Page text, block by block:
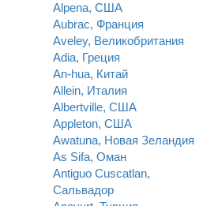
Alpena, США
Aubrac, Франция
Aveley, Великобритания
Adia, Греция
An-hua, Китай
Allein, Италия
Albertville, США
Appleton, США
Awatuna, Новая Зеландия
As Sifa, Оман
Antiguo Cuscatlan,
Сальвадор